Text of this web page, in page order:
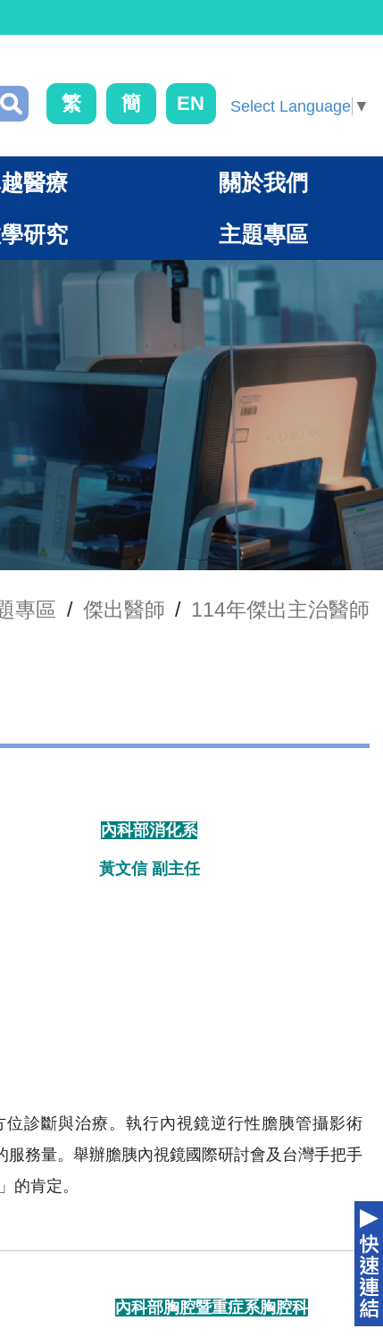
繁 簡 EN Select Language ▼
醫療 關於我們
研究 主題專區
專區 / 傑出醫師 / 114年傑出主治醫師
內科部消化系
黃文信 副主任
診斷與治療。執行內視鏡逆行性膽胰管攝影術
務量。舉辦膽胰內視鏡國際研討會及台灣手把手
的肯定。
內科部胸腔暨重症系胸腔科